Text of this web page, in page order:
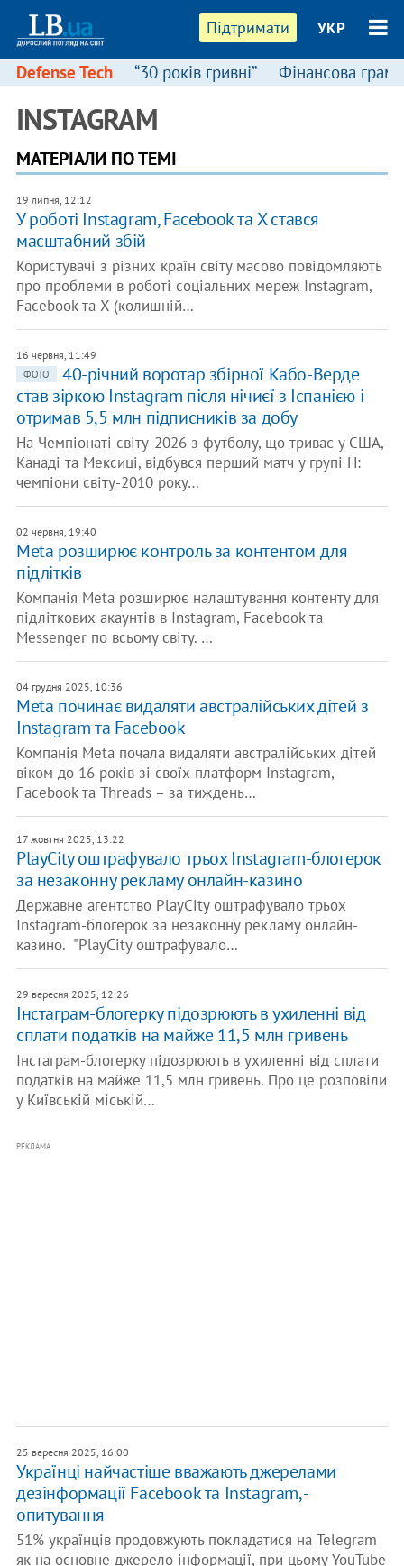
Підтримати УКР
Defense Tech “30 років гривні” Фінансова
INSTAGRAM
МАТЕРІАЛИ ПО ТЕМІ
19 липня, 12:12
У роботі Instagram, Facebook та X стався
масштабний збій
Користувачі з різних країн світу масово повідомляють
про проблеми в роботі соціальних мереж Instagram,
Facebook та X (колишній…
16 червня, 11:49
ФОТО
​40-річний воротар збірної Кабо-Верде
став зіркою Instagram після нічиєї з Іспанією і
отримав 5,5 млн підписників за добу
На Чемпіонаті світу-2026 з футболу, що триває у США,
Канаді та Мексиці, відбувся перший матч у групі H:
чемпіони світу-2010 року…
02 червня, 19:40
Meta розширює контроль за контентом для
підлітків
Компанія Meta розширює налаштування контенту для
підліткових акаунтів в Instagram, Facebook та
Messenger по всьому світу. …
04 грудня 2025, 10:36
Meta починає видаляти австралійських дітей з
Instagram та Facebook
Компанія Meta почала видаляти австралійських дітей
віком до 16 років зі своїх платформ Instagram,
Facebook та Threads – за тиждень…
17 жовтня 2025, 13:22
PlayCity оштрафувало трьох Instagram-блогерок
за незаконну рекламу онлайн-казино
Державне агентство PlayCity оштрафувало трьох
Instagram-блогерок за незаконну рекламу онлайн-
казино. "PlayCity оштрафувало…
29 вересня 2025, 12:26
Інстаграм-блогерку підозрюють в ухиленні від
сплати податків на майже 11,5 млн гривень
Інстаграм-блогерку підозрюють в ухиленні від сплати
податків на майже 11,5 млн гривень. Про це розповіли
у Київській міській…
РЕКЛАМА
25 вересня 2025, 16:00
Українці найчастіше вважають джерелами
дезінформації Facebook та Instagram, -
опитування
51% українців продовжують покладатися на Telegram
як на основне джерело інформації, при цьому YouTube